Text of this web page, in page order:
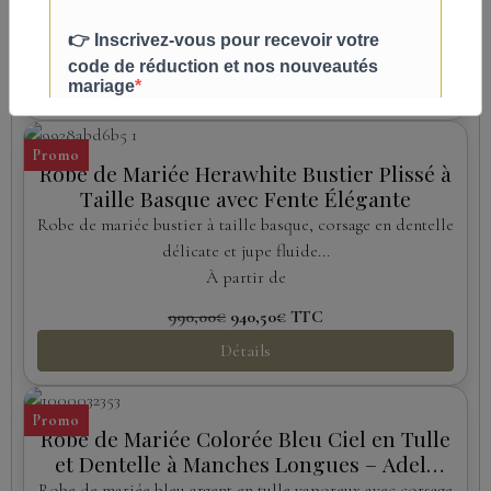
790,00€ 750,50€TTC
Promo
Robe de Mariée Herawhite Bustier Plissé à
Taille Basque avec Fente Élégante
Robe de mariée bustier à taille basque, corsage en dentelle
délicate et jupe fluide...
À partir de
990,00€ 940,50€ TTC
Détails
Promo
Robe de Mariée Colorée Bleu Ciel en Tulle
et Dentelle à Manches Longues – Adela